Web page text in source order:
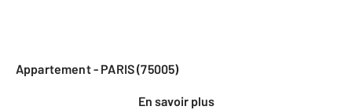
Appartement - PARIS (75005)
En savoir plus